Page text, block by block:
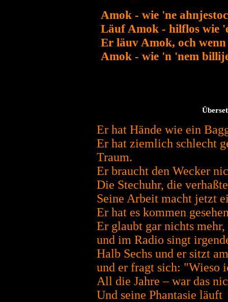
Amok - wie 'ne
Läuf Amok - hilflos wie
Er läuv Amok, och
Amok - wie 'n 'nem
Er hat Hände wie ein
Er hat ziemlich schlecht
Traum.
Er braucht den Wecker
Die Stechuhr, die
Seine Arbeit macht jetzt
Er hat es kommen
Er glaubt gar nichts
und im Radio singt
Halb Sechs und er sitzt
und er fragt sich: "Wieso
All die Jahre – war das
Und seine Phantasie läuft